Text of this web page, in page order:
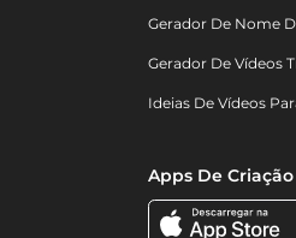
Gerador De Nome
Gerador De Vídeos
Ideias De Vídeos
Apps De